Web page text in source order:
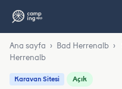
Ana sayfa › Bad Herrenalb ›
Herrenalb
Karavan Sitesi Açık